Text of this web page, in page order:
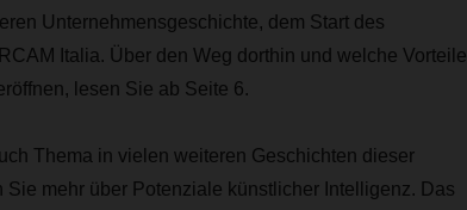
Unternehmensgeschichte, dem Start des
Italia. Über den Weg dorthin und welche Vorteile
lesen Sie ab Seite 6.
Thema in vielen weiteren Geschichten dieser
mehr über Potenziale künstlicher Intelligenz. Das